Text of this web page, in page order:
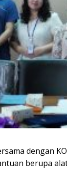
dengan
berupa